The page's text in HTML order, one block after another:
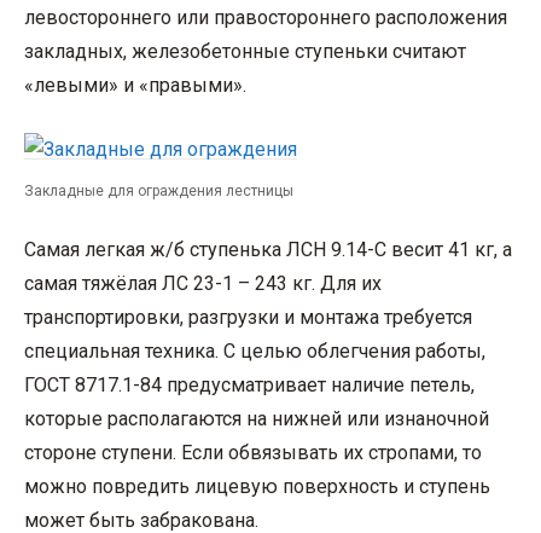
левостороннего или правостороннего расположения
закладных, железобетонные ступеньки считают
«левыми» и «правыми».
Закладные для ограждения лестницы
Самая легкая ж/б ступенька ЛСН 9.14-С весит 41 кг, а
самая тяжёлая ЛС 23-1 – 243 кг. Для их
транспортировки, разгрузки и монтажа требуется
специальная техника. С целью облегчения работы,
ГОСТ 8717.1-84 предусматривает наличие петель,
которые располагаются на нижней или изнаночной
стороне ступени. Если обвязывать их стропами, то
можно повредить лицевую поверхность и ступень
может быть забракована.